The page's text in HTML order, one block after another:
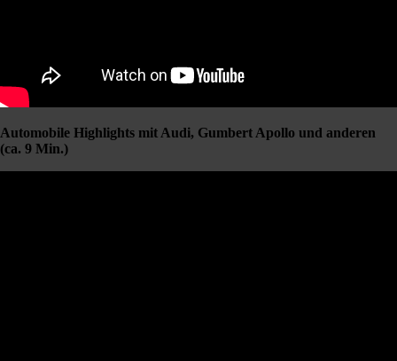
Automobile Highlights mit Audi, Gumbert Apollo und anderen
(ca. 9 Min.)